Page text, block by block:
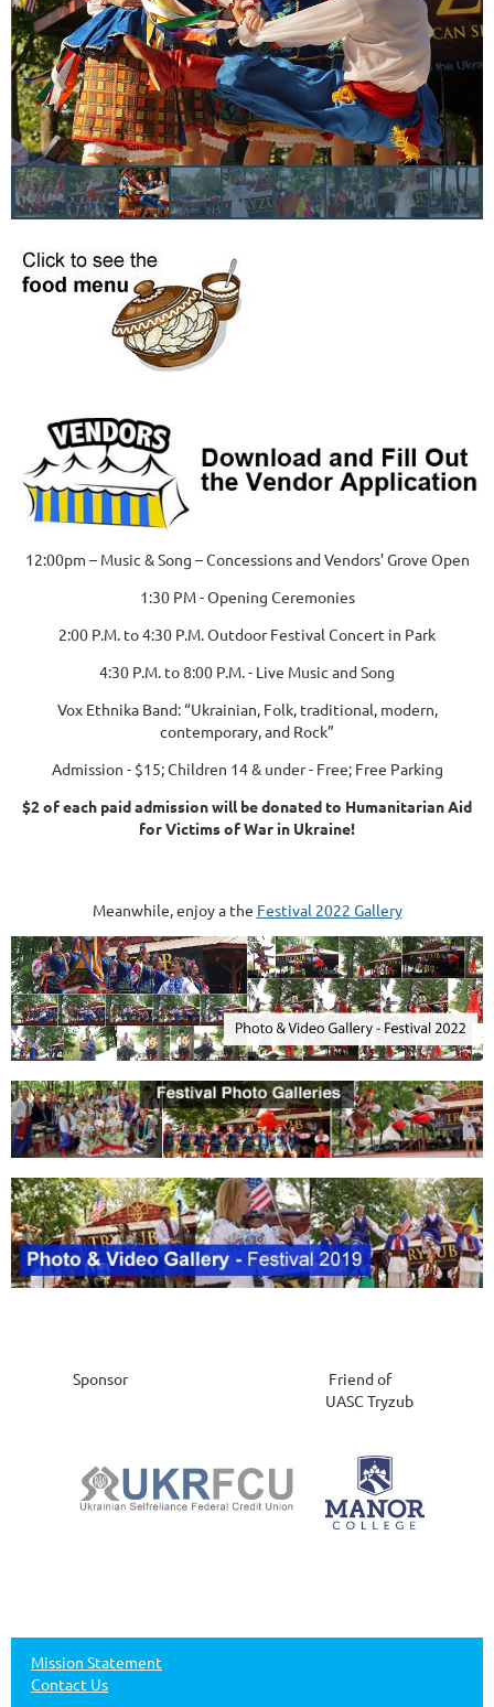
12:00pm – Music & Song – Concessions and Vendors’ Grove Open
1:30 PM - Opening Ceremonies
2:00 P.M. to 4:30 P.M. Outdoor Festival Concert in Park
4:30 P.M. to 8:00 P.M. - Live Music and Song
Vox Ethnika Band: “Ukrainian, Folk, traditional, modern,
contemporary, and Rock”
Admission - $15; Children 14 & under - Free; Free Parking
$2 of each paid admission will be donated to Humanitarian Aid
for Victims of War in Ukraine!
Meanwhile, enjoy a the Festival 2022 Gallery
Sponsor
Friend of
UASC Tryzub
Mission Statement
Contact Us